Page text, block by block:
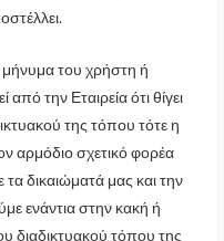
του χρήστη ή
την Εταιρεία ότι θίγει
της τόπου τότε η
αρμόδιο σχετικό φορέα
δικαιώματά μας και την
ενάντια στην κακή ή
διαδικτυακού τόπου της